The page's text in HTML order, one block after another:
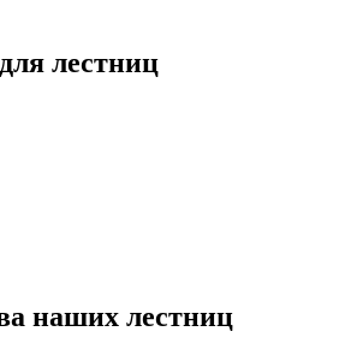
лестниц
наших лестниц